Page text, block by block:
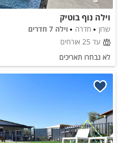
וילה נוף בוטיק
שרון חדרה
וילה 7 חדרים
עד 25 אורחים
לא נבחרו תאריכים